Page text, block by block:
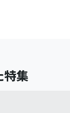
特集